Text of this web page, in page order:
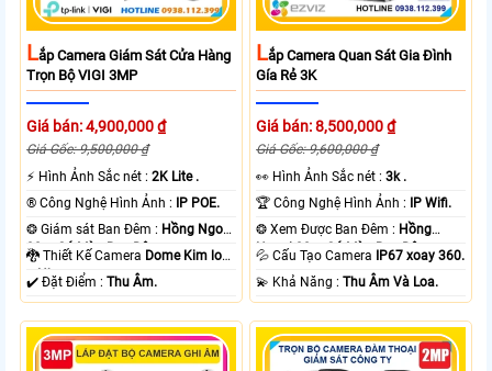
LẮp Camera Giám Sát Cửa Hàng
Trọn Bộ VIGI 3MP
Giá bán: 4,900,000 ₫
Giá Gốc: 9,500,000 ₫
️⚡ Hình Ảnh Sắc nét :2K Lite .
®️ Công Nghệ Hình Ảnh :
IP POE.
❂ Giám sát Ban Đêm : Hồng Ngoại
30m Có Màu Ban Ðêm.
🐉️ Thiết Kế Camera Dome Kim loại
+ Nhựa.
️✔️ Đặt Điểm :Thu Âm.
LẮp Camera Quan Sát Gia Đình
Gía Rẻ 3K
Giá bán: 8,500,000 ₫
Giá Gốc: 9,600,000 ₫
️👀 Hình Ảnh Sắc nét :3k .
🏆 Công Nghệ Hình Ảnh :
IP Wifi.
❂ Xem Được Ban Đêm : Hồng
Ngoại 30m Có Màu Ban Ðêm.
💦 Cấu Tạo Camera
IP67 xoay 360.
️💫 Khả Năng :Thu Âm Và Loa.